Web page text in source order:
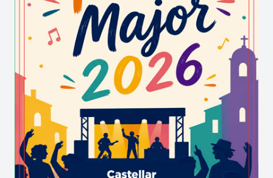
destaca per l'equilibri entre
cultura popular ,
activitats infantils espectacles
gastronomia populari espais de convivència. La
diversitat del programa fa possible que cada
visitant trobi activitats adaptades als seus
interessos, convertint la festa en un dels grans
esdeveniments del calendari local. La implicació
de les entitats i la participació dels veïns
contribueixen a mantenir viu l'esperit d'una
celebració que any rere any es consolida com un
referent al municipi.